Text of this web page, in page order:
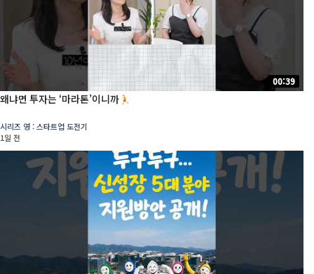
00:39
왜냐면 투자는 ‘마라톤’이니까
시리즈 영 : 스타트업 도전기
1일 전